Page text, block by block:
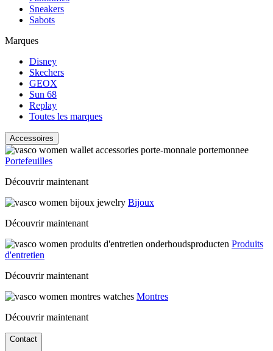
Sneakers
Sabots
Marques
Disney
Skechers
GEOX
Sun 68
Replay
Toutes les marques
Accessoires
Portefeuilles
Découvrir maintenant
Bijoux
Découvrir maintenant
Produits
d'entretien
Découvrir maintenant
Montres
Découvrir maintenant
Contact